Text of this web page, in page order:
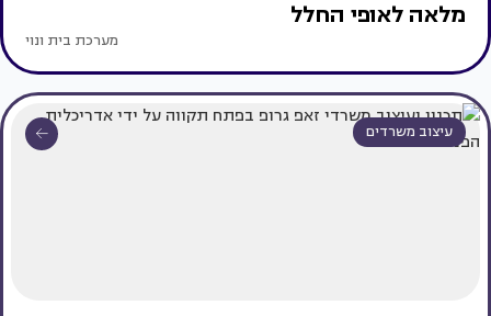
מלאה לאופי החלל
מערכת בית ונוי
עיצוב משרדים